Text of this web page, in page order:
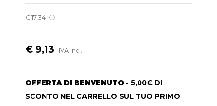
€ 17,34
€ 9,13 IVA incl.
OFFERTA DI BENVENUTO - 5,00€ DI
SCONTO NEL CARRELLO SUL TUO PRIMO